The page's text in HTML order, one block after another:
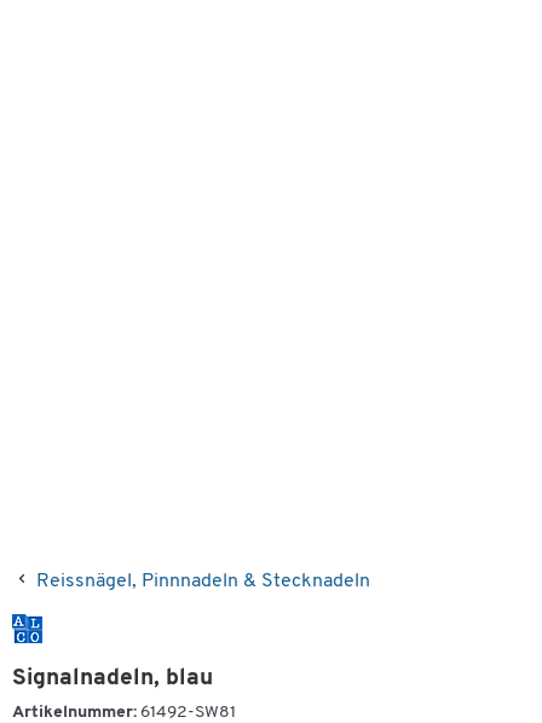
Reissnägel, Pinnnadeln & Stecknadeln
Signalnadeln, blau
Artikelnummer: 61492-SW81